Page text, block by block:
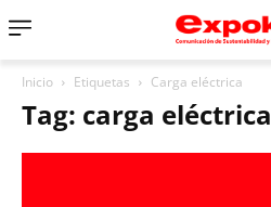
Inicio Etiquetas Carga eléctrica
Tag: carga eléctrica